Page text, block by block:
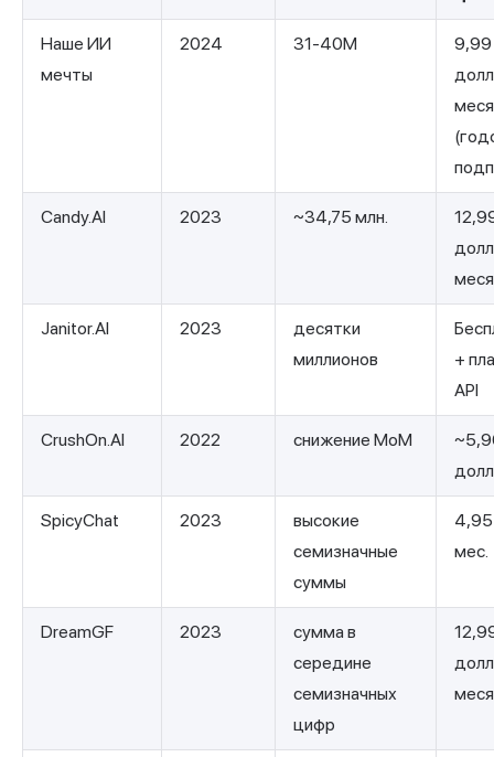
Наше ИИ
мечты
2024 31-40М
9,99
Candy.AI 2023 ~34,75 млн.
Janitor.AI 2023
десятки
миллионов
+
API
CrushOn.AI 2022 снижение MoM
SpicyChat 2023
высокие
семизначные
суммы
мес.
DreamGF 2023
сумма в
середине
семизначных
цифр